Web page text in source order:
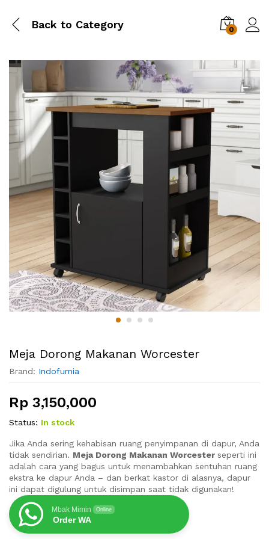
Back to Category 0
Meja Dorong Makanan Worcester
Brand: Indofurnia
Rp 3,150,000
Status: In stock
Jika Anda sering kehabisan ruang penyimpanan di dapur, Anda
tidak sendirian. Meja Dorong Makanan Worcester seperti ini
adalah cara yang bagus untuk menambahkan sentuhan ruang
ekstra ke dapur Anda – dan berkat kastor di alasnya, dapur
ini dapat digulung untuk disimpan saat tidak digunakan!
Mbak Mimin Online
Order WA